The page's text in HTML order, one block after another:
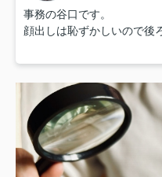
事務の谷口です。
顔出しは恥ずかしいので後